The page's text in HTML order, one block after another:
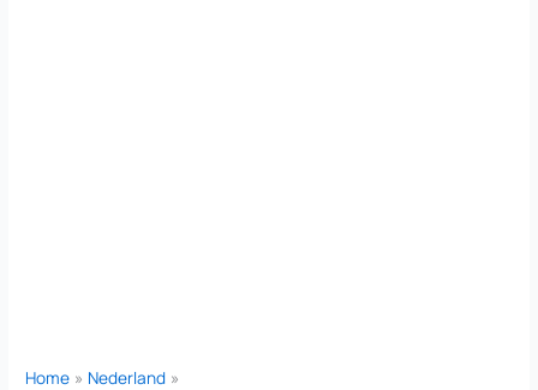
Home
Nederland